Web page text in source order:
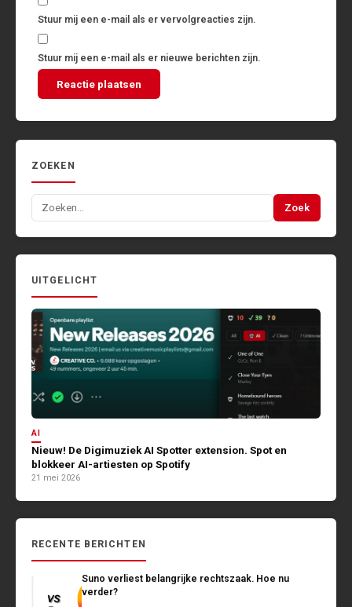
Stuur mij een e-mail als er vervolgreacties zijn.
Stuur mij een e-mail als er nieuwe berichten zijn.
ZOEKEN
Zoeken
naar:
Zoek
UITGELICHT
AI
Nieuw! De Digimuziek AI Spotter extension. Spot en
blokkeer AI-artiesten op Spotify
21 mei 2026
RECENTE BERICHTEN
Suno verliest belangrijke rechtszaak. Hoe nu
verder?